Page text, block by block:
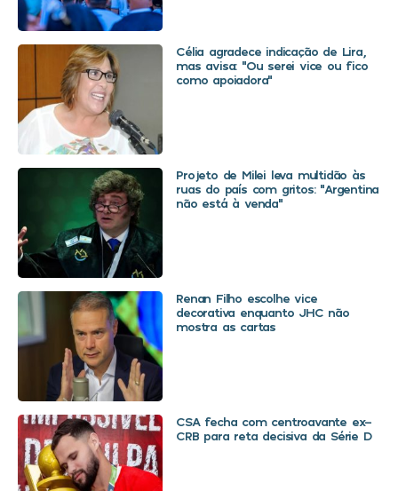
Célia agradece indicação de Lira,
mas avisa: “Ou serei vice ou fico
como apoiadora”
Projeto de Milei leva multidão às
ruas do país com gritos: “Argentina
não está à venda”
Renan Filho escolhe vice
decorativa enquanto JHC não
mostra as cartas
CSA fecha com centroavante ex-
CRB para reta decisiva da Série D